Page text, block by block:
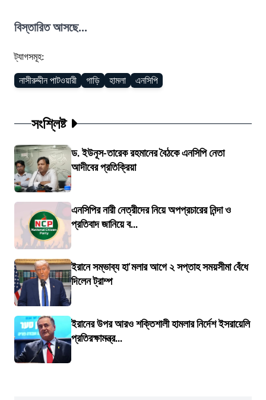
বিস্তারিত আসছে...
ট্যাগসমূহ:
নাসীরুদ্দীন পাটওয়ারী গাড়ি হামলা এনসিপি
সংশ্লিষ্ট
ড. ইউনূস-তারেক রহমানের বৈঠকে এনসিপি নেতা
আদীবের প্রতিক্রিয়া
এনসিপির নারী নেত্রীদের নিয়ে অপপ্রচারের নিন্দা ও
প্রতিবাদ জানিয়ে ব...
ইরানে সম্ভাব্য হা'মলার আগে ২ সপ্তাহ সময়সীমা বেঁধে
দিলেন ট্রাম্প
ইরানের উপর আরও শক্তিশালী হামলার নির্দেশ ইসরায়েলি
প্রতিরক্ষামন্ত্র...